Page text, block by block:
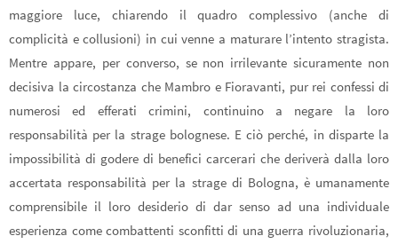
maggiore luce, chiarendo il quadro complessivo (anche di
complicità e collusioni) in cui venne a maturare l’intento stragista.
Mentre appare, per converso, se non irrilevante sicuramente non
decisiva la circostanza che Mambro e Fioravanti, pur rei confessi di
numerosi ed efferati crimini, continuino a negare la loro
responsabilità per la strage bolognese. E ciò perché, in disparte la
impossibilità di godere di benefici carcerari che deriverà dalla loro
accertata responsabilità per la strage di Bologna, è umanamente
comprensibile il loro desiderio di dar senso ad una individuale
esperienza come combattenti sconfitti di una guerra rivoluzionaria,